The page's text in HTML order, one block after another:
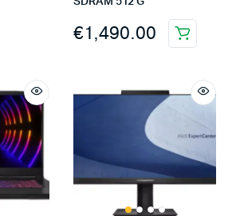
€1,490.00